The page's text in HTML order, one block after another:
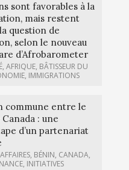
sont favorables à la
mais restent
question de
selon le nouveau
d’Afrobarometer
, AFRIQUE, BÂTISSEUR DU
, IMMIGRATIONS
commune entre le
: une
d’un partenariat
AFFAIRES, BÉNIN, CANADA,
, INITIATIVES